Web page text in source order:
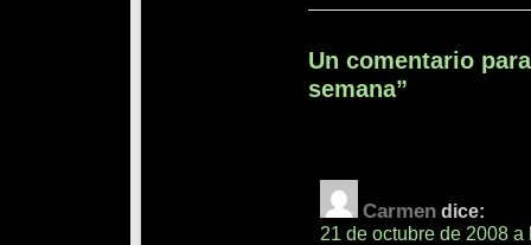
Un comentario
semana”
Carmen dice:
21 de octubre de 2008 a